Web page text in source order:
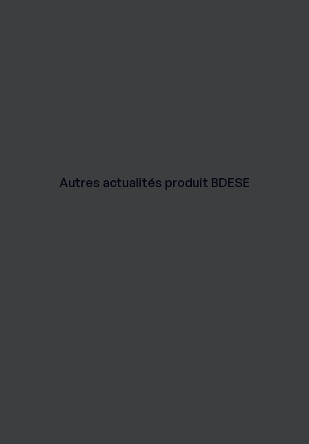
Autres actualités produit BDESE